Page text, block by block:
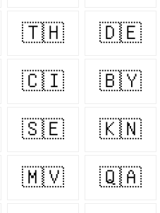
🇹🇭 🇩🇪
🇨🇮 🇧🇾
🇸🇪 🇰🇳
🇲🇻 🇶🇦